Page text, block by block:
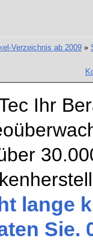
Verzeichnis ab 2009 »
Ihr
lange
Sie.